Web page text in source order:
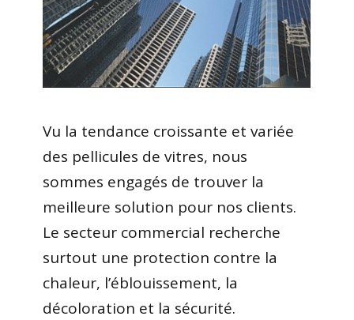
Vu la tendance croissante et variée
des pellicules de vitres, nous
sommes engagés de trouver la
meilleure solution pour nos clients.
Le secteur commercial recherche
surtout une protection contre la
chaleur, l’éblouissement, la
décoloration et la sécurité.